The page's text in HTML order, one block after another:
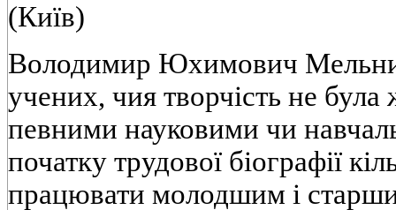
(Київ)
Володимир Юхимович
учених, чия творчiсть не була
певними науковими чи
початку трудової бiографiї
працювати молодшим i